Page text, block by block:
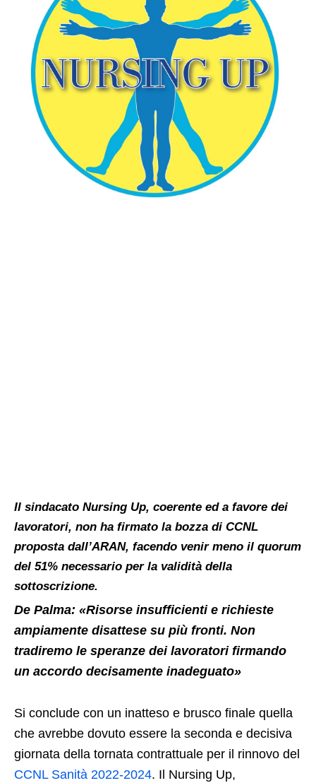
Il sindacato Nursing Up, coerente ed a favore dei
lavoratori, non ha firmato la bozza di CCNL
proposta dall’ARAN, facendo venir meno il quorum
del 51% necessario per la validità della
sottoscrizione.
De Palma: «Risorse insufficienti e richieste
ampiamente disattese su più fronti. Non
tradiremo le speranze dei lavoratori firmando
un accordo decisamente inadeguato»
Si conclude con un inatteso e brusco finale quella
che avrebbe dovuto essere la seconda e decisiva
giornata della tornata contrattuale per il rinnovo del
CCNL Sanità 2022-2024. Il Nursing Up,